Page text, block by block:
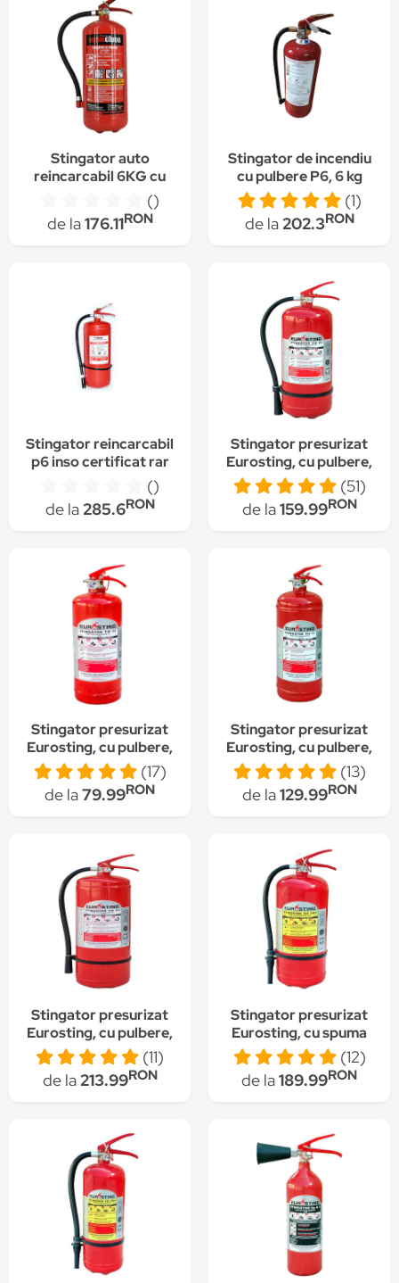
Stingator auto
reincarcabil 6KG cu
()
de la176.11RON
Stingator de incendiu
cu pulbere P6, 6 kg
(1)
de la202.3RON
Stingator reincarcabil
p6 inso certificat rar
valabilitate 5 ani()
de la285.6RON
Stingator presurizat
Eurosting, cu pulbere,
tip P6, 6 kg(51)
de la159.99RON
Stingator presurizat
Eurosting, cu pulbere,
tip P2, 2 kg(17)
de la79.99RON
Stingator presurizat
Eurosting, cu pulbere,
tip P3, 3 kg(13)
de la129.99RON
Stingator presurizat
Eurosting, cu pulbere,
tip P9, 9 kg (11)
de la213.99RON
Stingator presurizat
Eurosting, cu spuma
mecanica, tip SM6, 6 l
(12)
de la189.99RON